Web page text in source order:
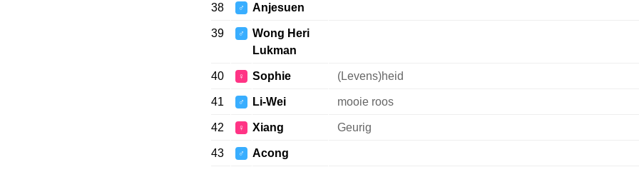
38 ♂ Anjesuen
39 ♂
Wong Heri
Lukman
40 ♀ Sophie (Levens)heid
41 ♂ Li-Wei mooie roos
42 ♀ Xiang Geurig
43 ♂ Acong